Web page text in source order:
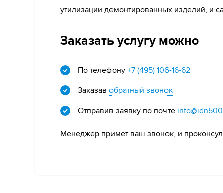
утилизации демонтированных изделий, и
Заказать услугу можно
По телефону +7 (495) 106-16-62
Заказав обратный звонок
Отправив заявку по почте
Менеджер примет ваш звонок, и